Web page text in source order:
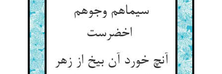
سیماهم وجوهم
آنچ خورد آن بیخ از زهر